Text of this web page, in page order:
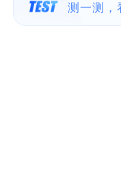
测一测，